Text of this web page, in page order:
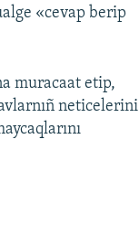
«cevap berip
muracaat etip,
neticelerini